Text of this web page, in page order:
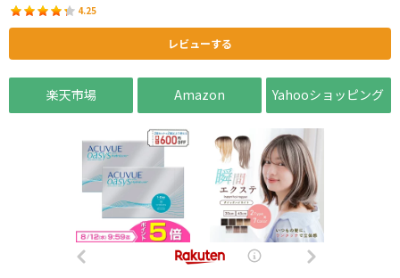
4.25
レビューする
楽天市場 Amazon Yahooショッピング